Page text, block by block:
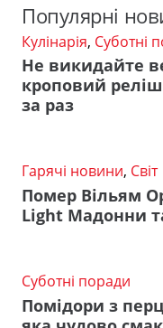
Популярні
Кулінарія, Суботні
Не викидайте
кроповий
за раз
Гарячі новини, Світ
Помер Вільям
Light Мадонни
Суботні поради
Помідори з